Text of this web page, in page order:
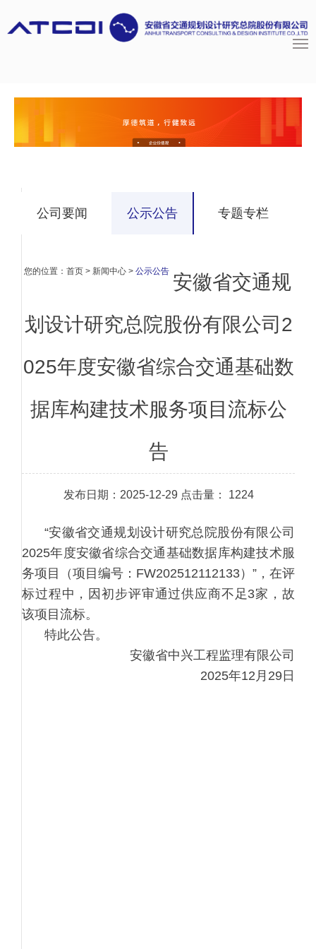
公司要闻 公示公告 专题专栏
您的位置： 首页 > 新闻中心 > 公示公告 安徽省交通规
划设计研究总院股份有限公司2
025年度安徽省综合交通基础数
据库构建技术服务项目流标公
告
发布日期：2025-12-29 点击量： 1224
“安徽省交通规划设计研究总院股份有限公司
2025年度安徽省综合交通基础数据库构建技术服
务项目（项目编号：FW202512112133）”，在评
标过程中，因初步评审通过供应商不足3家，故
该项目流标。
特此公告。
安徽省中兴工程监理有限公司
2025年12月29日